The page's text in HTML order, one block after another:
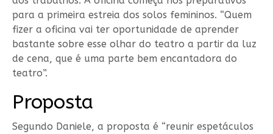
para a primeira estreia dos solos femininos. “Quem
fizer a oficina vai ter oportunidade de aprender
bastante sobre esse olhar do teatro a partir da luz
de cena, que é uma parte bem encantadora do
teatro”.
Proposta
Segundo Daniele, a proposta é “reunir espetáculos